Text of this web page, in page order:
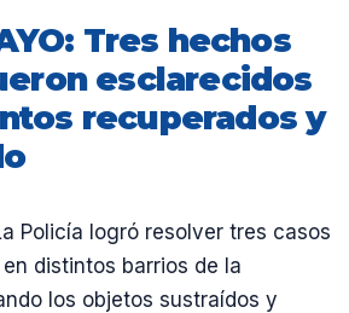
Tres hechos
esclarecidos
recuperados y
Policía logró resolver tres casos
distintos barrios de la
los objetos sustraídos y